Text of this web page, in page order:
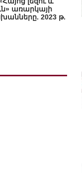
առարկայի
2023 թ.